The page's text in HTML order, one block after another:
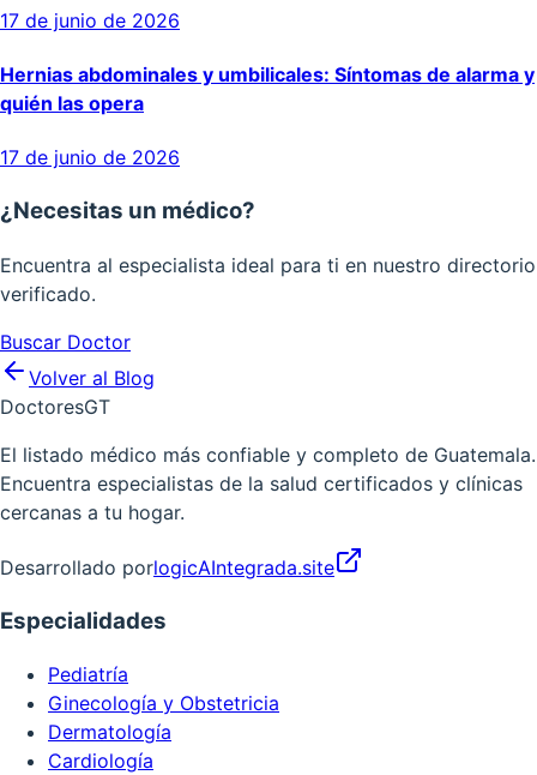
17 de junio de 2026
Hernias abdominales y umbilicales: Síntomas de alarma y
quién las opera
17 de junio de 2026
¿Necesitas un médico?
Encuentra al especialista ideal para ti en nuestro directorio
verificado.
Buscar Doctor
Volver al Blog
DoctoresGT
El listado médico más confiable y completo de Guatemala.
Encuentra especialistas de la salud certificados y clínicas
cercanas a tu hogar.
Desarrollado porlogicAIntegrada.site
Especialidades
Pediatría
Ginecología y Obstetricia
Dermatología
Cardiología